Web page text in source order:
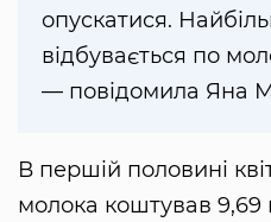
опускатися.
відбувається по
— повідомила Яна
В першій половині
молока коштував 9,69